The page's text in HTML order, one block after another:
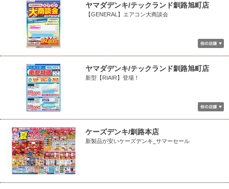
ヤマダデンキ/テックランド釧路旭町店
【GENERAL】エアコン大商談会
ヤマダデンキ/テックランド釧路旭町店
新型【RIAIR】登場！
ケーズデンキ/釧路本店
新製品が安いケーズデンキ_サマーセール